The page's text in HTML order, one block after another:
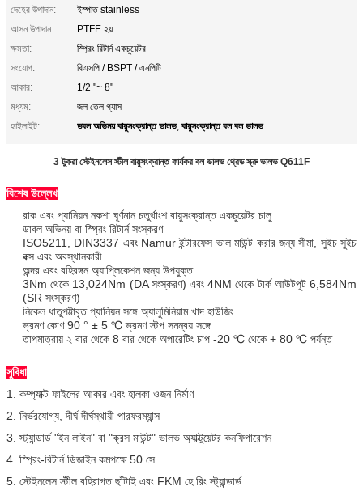
দেহের উপাদান:
ইস্পাত stainless
আসন উপাদান:
PTFE হয়
ক্ষমতা:
স্প্রিং রিটার্ন একচুয়েটর
সংযোগ:
বিএসপি / BSPT / এনপিটি
আকার:
1/2 "~ 8"
মধ্যম:
জল তেল গ্যাস
হাইলাইট:
ডবল অভিনয় বায়ুসংক্রান্ত ভালভ, বায়ুসংক্রান্ত বল বল ভালভ
3 টুকরা স্টেইনলেস স্টীল বায়ুসংক্রান্ত কার্যকর বল ভালভ থ্রেড স্ক্রু ভালভ Q611F
বিশেষ উল্লেখ
রাক এবং প্যানিয়ন নকশা ঘূর্ণমান চতুর্থাংশ বায়ুসংক্রান্ত একচুয়েটর চালু
ডাবল অভিনয় বা স্প্রিং রিটার্ন সংস্করণ
ISO5211, DIN3337 এবং Namur ইন্টারফেস ভাল মাউন্ট করার জন্য সীমা, সুইচ সুইচ
বক্স এবং অবস্থানকারী
অন্দর এবং বহিরঙ্গন অ্যাপ্লিকেশন জন্য উপযুক্ত
3Nm থেকে 13,024Nm (DA সংস্করণ) এবং 4NM থেকে টার্ক আউটপুট 6,584Nm
(SR সংস্করণ)
নিকেল ধাতুপট্টাবৃত প্যানিয়ন সঙ্গে অ্যালুমিনিয়াম খাদ হাউজিং
ভ্রমণ কোণ 90 ° ± 5 ℃ ভ্রমণ স্টপ সমন্বয় সঙ্গে
তাপমাত্রায় ২ বার থেকে 8 বার থেকে অপারেটিং চাপ -20 ℃ থেকে + 80 ℃ পর্যন্ত
সুবিধা
1. কম্প্যাক্ট ফাইলের আকার এবং হালকা ওজন নির্মাণ
2. নির্ভরযোগ্য, দীর্ঘ দীর্ঘস্থায়ী পারফরম্যান্স
3. স্ট্যান্ডার্ড "ইন লাইন" বা "ক্রস মাউন্ট" ভালভ অ্যাক্টুয়েটর কনফিগারেশন
4. স্প্রিং-রিটার্ন ডিজাইন কমপক্ষে 50 সে
5. স্টেইনলেস স্টীল বহিরাগত ছাঁটাই এবং FKM হে রিং স্ট্যান্ডার্ড